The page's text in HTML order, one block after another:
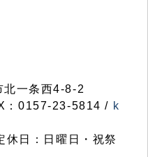
一条西4-8-2
：0157-23-5814 / k
日：日曜日・祝祭